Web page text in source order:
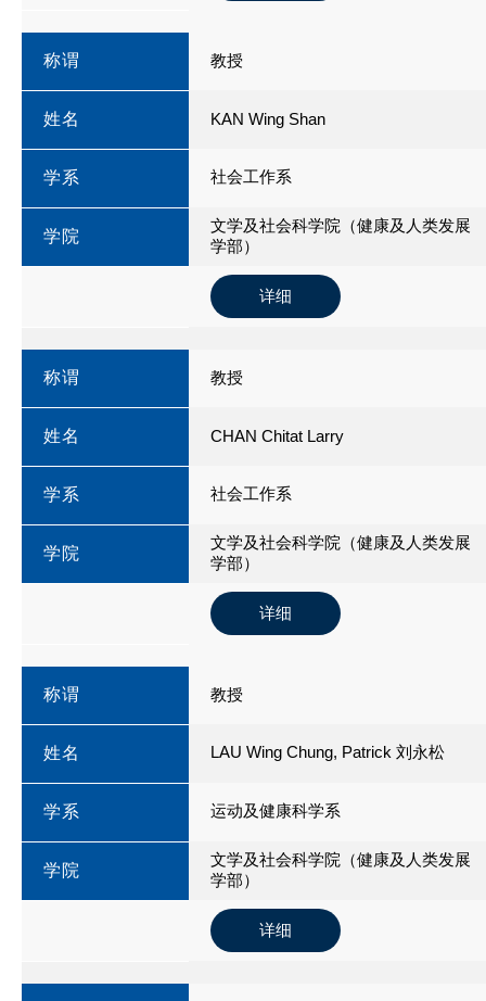
称谓 教授
姓名 KAN Wing Shan
学系 社会工作系
学院
文学及社会科学院（健康及人类发展
学部）
详细
称谓 教授
姓名 CHAN Chitat Larry
学系 社会工作系
学院
文学及社会科学院（健康及人类发展
学部）
详细
称谓 教授
姓名 LAU Wing Chung, Patrick 刘永松
学系 运动及健康科学系
学院
文学及社会科学院（健康及人类发展
学部）
详细